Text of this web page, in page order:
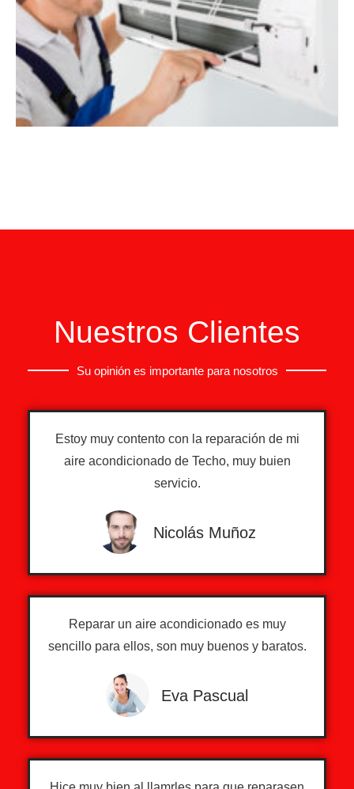
Nuestros Clientes
Su opinión es importante para nosotros
Estoy muy contento con la reparación de mi
aire acondicionado de Techo, muy buien
servicio.
Nicolás Muñoz
Reparar un aire acondicionado es muy
sencillo para ellos, son muy buenos y baratos.
Eva Pascual